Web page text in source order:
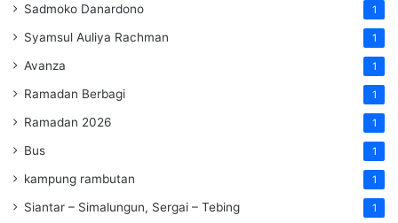
Sadmoko Danardono 1
Syamsul Auliya Rachman 1
Avanza 1
Ramadan Berbagi 1
Ramadan 2026 1
Bus 1
kampung rambutan 1
Siantar – Simalungun, Sergai – Tebing 1